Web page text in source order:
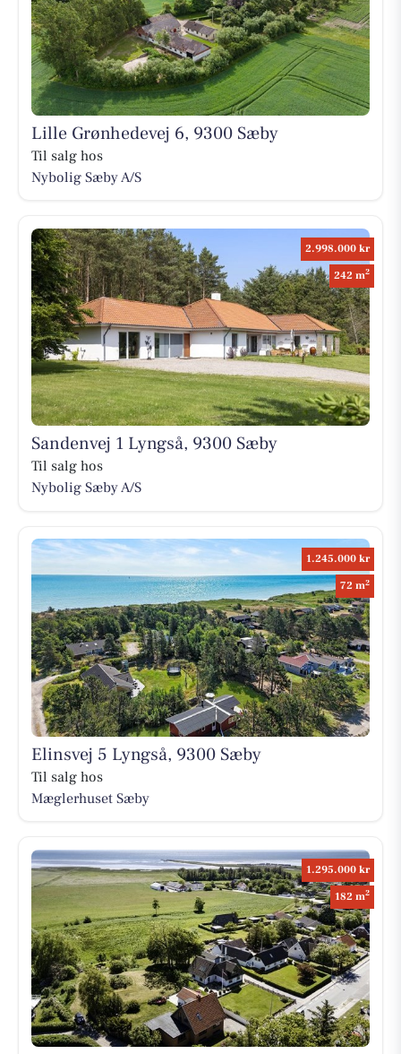
Lille Grønhedevej 6, 9300 Sæby
Til salg hos
Nybolig Sæby A/S
2.998.000 kr
242 m2
Sandenvej 1 Lyngså, 9300 Sæby
Til salg hos
Nybolig Sæby A/S
1.245.000 kr
72 m2
Elinsvej 5 Lyngså, 9300 Sæby
Til salg hos
Mæglerhuset Sæby
1.295.000 kr
182 m2